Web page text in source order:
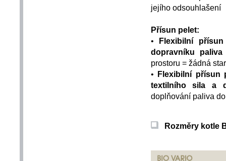
jejího odsouhlašení
Přísun pelet:
• Flexibilní
dopravníku paliva
prostoru = žádná
• Flexibilní přísun
textilního sila a
doplňování paliva
Rozměry kotle